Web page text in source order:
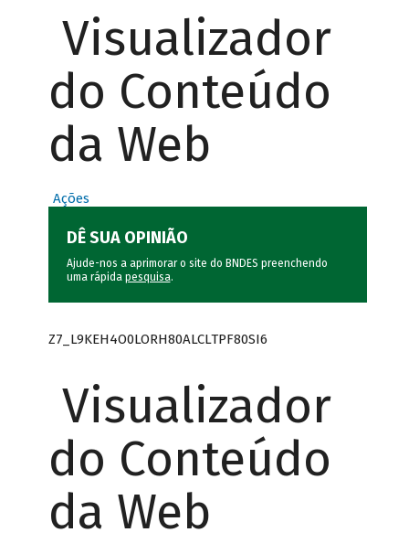
Visualizador
do Conteúdo
da Web
Ações
DÊ SUA OPINIÃO
Ajude-nos a aprimorar o site do BNDES preenchendo
uma rápida pesquisa.
Z7_L9KEH4O0LORH80ALCLTPF80SI6
Visualizador
do Conteúdo
da Web